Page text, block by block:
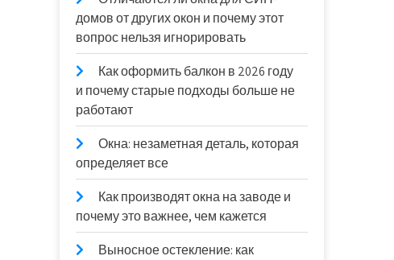
домов от других окон и почему этот
вопрос нельзя игнорировать
Как оформить балкон в 2026 году
и почему старые подходы больше не
работают
Окна: незаметная деталь, которая
определяет все
Как производят окна на заводе и
почему это важнее, чем кажется
Выносное остекление: как